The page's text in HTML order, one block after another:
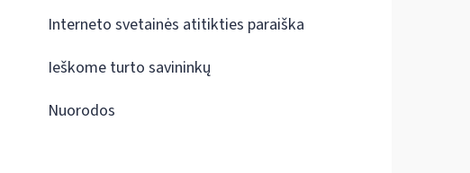
Interneto svetainės atitikties paraiška
Ieškome turto savininkų
Nuorodos